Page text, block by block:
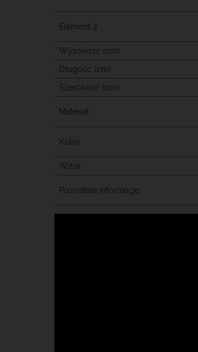
Element 2
Wysokość (cm)
Długość (cm)
Szerokość (cm)
Materiał
Kolor
Wzór
Pozostałe informacje